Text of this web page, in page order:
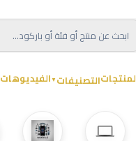
التصنيفات ▼الفيديوهات